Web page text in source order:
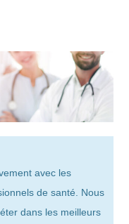
avec les
de santé. Nous
dans les meilleurs